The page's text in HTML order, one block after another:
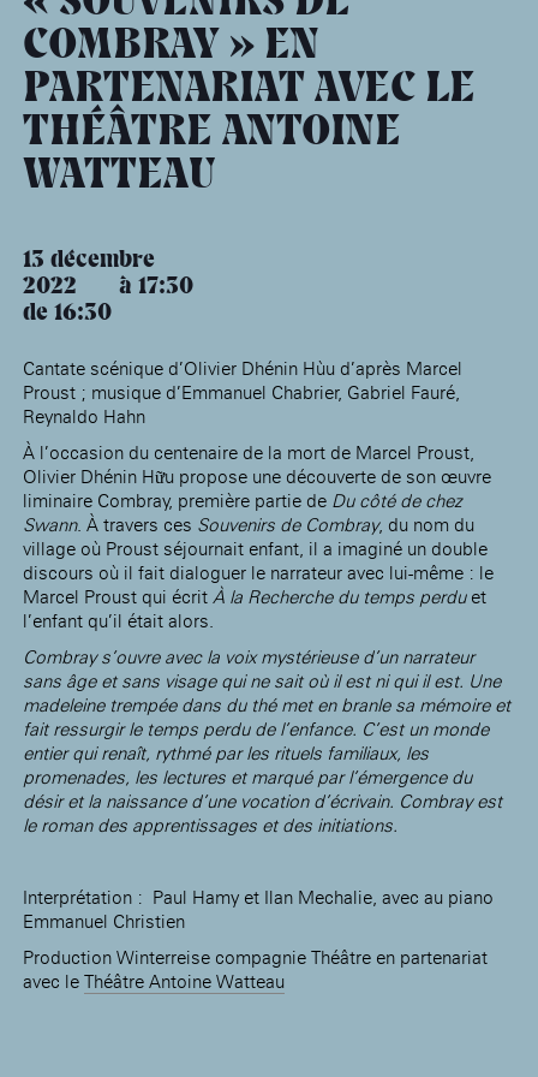
COMBRAY » EN
PARTENARIAT AVEC LE
THÉÂTRE ANTOINE
WATTEAU
13 décembre
2022
de 16:30
17:30
Cantate scénique d’Olivier Dhénin Hùu d’après Marcel
Proust ; musique d’Emmanuel Chabrier, Gabriel Fauré,
Reynaldo Hahn
À l’occasion du centenaire de la mort de Marcel Proust,
Olivier Dhénin Hữu propose une découverte de son œuvre
liminaire Combray, première partie de Du côté de chez
Swann. À travers ces Souvenirs de Combray, du nom du
village où Proust séjournait enfant, il a imaginé un double
discours où il fait dialoguer le narrateur avec lui-même : le
Marcel Proust qui écritÀ la Recherche du temps perduet
l’enfant qu’il était alors.
Combray s’ouvre avec la voix mystérieuse d’un narrateur
sans âge et sans visage qui ne sait où il est ni qui il est. Une
madeleine trempée dans du thé met en branle sa mémoire et
fait ressurgir le temps perdu de l’enfance. C’est un monde
entier qui renaît, rythmé par les rituels familiaux, les
promenades, les lectures et marqué par l’émergence du
désir et la naissance d’une vocation d’écrivain. Combray est
le roman des apprentissages et des initiations.
Interprétation : Paul Hamy et Ilan Mechalie, avec au piano
Emmanuel Christien
Production Winterreise compagnie Théâtre en partenariat
avec leThéâtre Antoine Watteau
âge, à laMaison nationale
des artistes(EHPAD)
Rotonde Balzac de l’Hôtel
Salomon de Rothschild
Jardin public de l’Hôtel
Salomon de Rothschild